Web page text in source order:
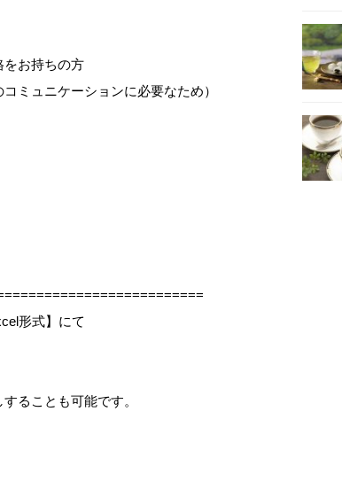
をお持ちの方
ミュニケーションに必要なため）
形式】にて
ることも可能です。